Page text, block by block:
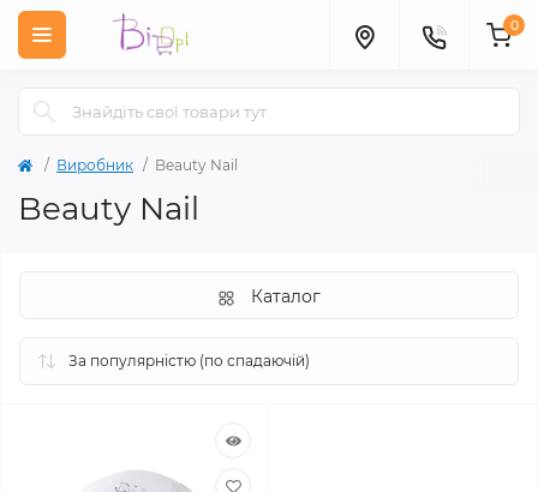
0
Виробник Beauty Nail
Beauty Nail
Каталог